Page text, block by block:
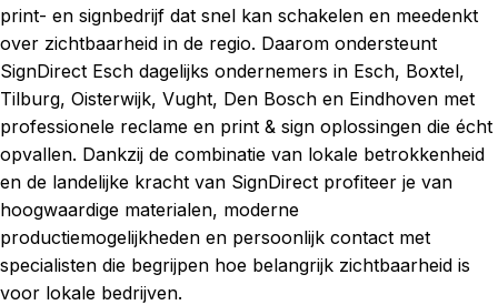
print- en signbedrijf dat snel kan schakelen en meedenkt
over zichtbaarheid in de regio. Daarom ondersteunt
SignDirect Esch dagelijks ondernemers in Esch, Boxtel,
Tilburg, Oisterwijk, Vught, Den Bosch en Eindhoven met
professionele reclame en print & sign oplossingen die écht
opvallen. Dankzij de combinatie van lokale betrokkenheid
en de landelijke kracht van SignDirect profiteer je van
hoogwaardige materialen, moderne
productiemogelijkheden en persoonlijk contact met
specialisten die begrijpen hoe belangrijk zichtbaarheid is
voor lokale bedrijven.